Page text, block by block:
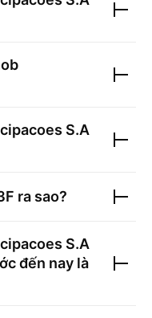
S.A
ra sao?
S.A
đến nay là